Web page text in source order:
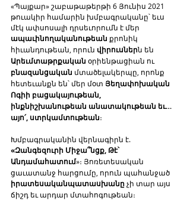
«Պայքար» շաբաթաթերթի 6 Յունիս 2021
թուակիր համարին խմբագրականը՝ եւս
մէկ ափսոսալի դրսեւորումն է մեր
ապաւինողականութեան քրոնիկ
հիւանդութեան, որուն վիրուսներն են
Արեւմտաթրքական օրիենթացիան ու
բնազանցական մտածելակերպը, որոնք
հետեւանքն են՝ մեր մօտ Յեղափոխական
Ոգիի բացակայութեան,
ինքնիշխանութեան անատակութեան եւ…
այո՛, ստրկամտութեան։
Խմբագրականին վերնագիրն է.
«Զանգեզուրի Միջա՞նցք, Թէ՝
Անդամահատում»։ Յոռետեսական
ցաւատանջ հարցումը, որուն պահանջած
իրատեսականպատասխանը չի տար այս
ճիշդ եւ արդար մտահոգութեան։